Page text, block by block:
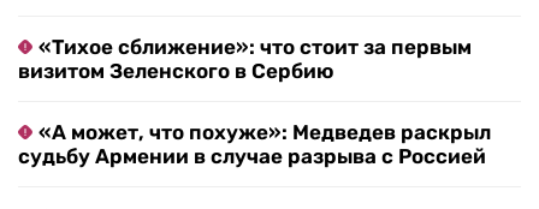
«Тихое сближение»: что стоит за первым
визитом Зеленского в Сербию
«А может, что похуже»: Медведев раскрыл
судьбу Армении в случае разрыва с Россией